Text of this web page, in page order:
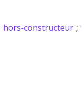
hors-constructeur ;